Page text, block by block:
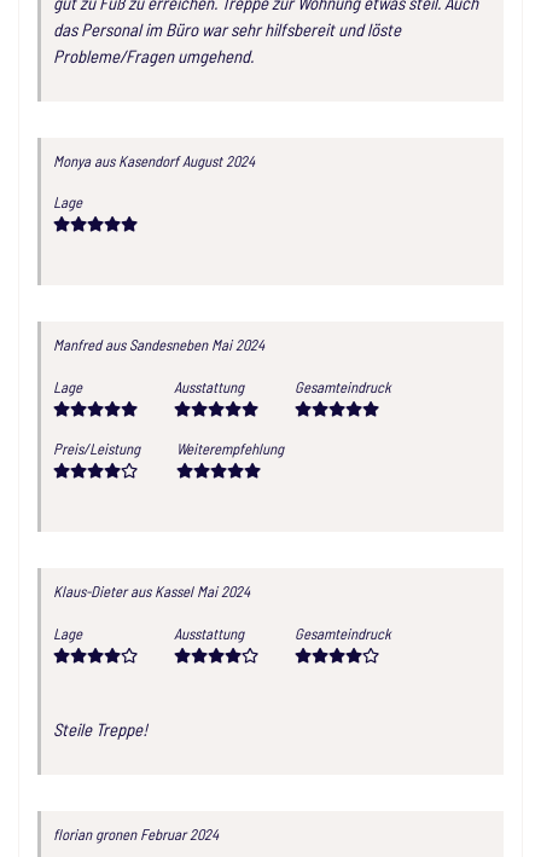
das Personal im Büro war sehr hilfsbereit und löste
Probleme/Fragen umgehend.
Monyaaus Kasendorf August 2024
Lage
Manfredaus Sandesneben Mai 2024
Lage Ausstattung Gesamteindruck
Preis/Leistung Weiterempfehlung
Klaus-Dieteraus Kassel Mai 2024
Lage Ausstattung Gesamteindruck
Steile Treppe!
florian gronen Februar 2024